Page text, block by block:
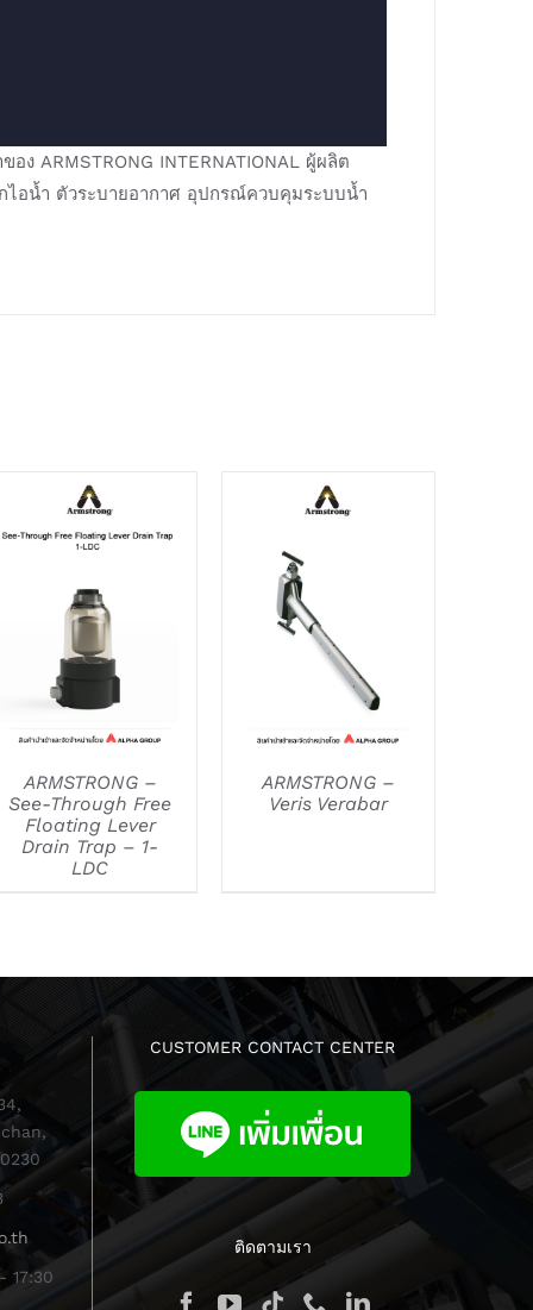
ง ARMSTRONG INTERNATIONAL ผู้ผลิต
อน้ำ ตัวระบายอากาศ อุปกรณ์ควบคุมระบบน้ำ
DETAILS
ARMSTRONG –
See-Through Free
Floating Lever
Drain Trap – 1-
LDC
DETAILS
ARMSTRONG –
Veris Verabar
17:30
CUSTOMER CONTACT CENTER
ติดตามเรา